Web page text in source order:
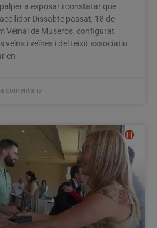
a exposar i constatar que
Dissabte passat, 18 de
Veïnal de Museros, configurat
veïns i veïnes i del teixit associatiu
en
comentaris